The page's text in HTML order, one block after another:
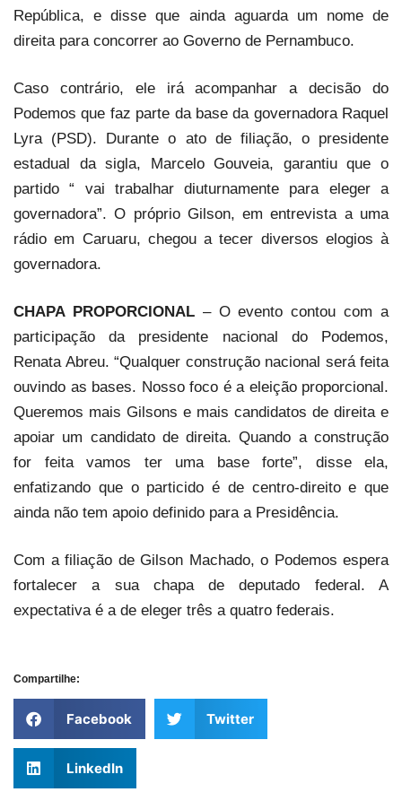
República, e disse que ainda aguarda um nome de
direita para concorrer ao Governo de Pernambuco.
Caso contrário, ele irá acompanhar a decisão do
Podemos que faz parte da base da governadora Raquel
Lyra (PSD). Durante o ato de filiação, o presidente
estadual da sigla, Marcelo Gouveia, garantiu que o
partido “ vai trabalhar diuturnamente para eleger a
governadora”. O próprio Gilson, em entrevista a uma
rádio em Caruaru, chegou a tecer diversos elogios à
governadora.
CHAPA PROPORCIONAL– O evento contou com a
participação da presidente nacional do Podemos,
Renata Abreu. “Qualquer construção nacional será feita
ouvindo as bases. Nosso foco é a eleição proporcional.
Queremos mais Gilsons e mais candidatos de direita e
apoiar um candidato de direita. Quando a construção
for feita vamos ter uma base forte”, disse ela,
enfatizando que o particido é de centro-direito e que
ainda não tem apoio definido para a Presidência.
Com a filiação de Gilson Machado, o Podemos espera
fortalecer a sua chapa de deputado federal. A
expectativa é a de eleger três a quatro federais.
Compartilhe:
Facebook Twitter
LinkedIn